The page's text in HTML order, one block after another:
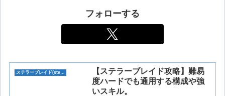
フォローする
ステラーブレイド(stellar blade)
【ステラーブレイド攻略】難易
度ハードでも通用する構成や強
いスキル。